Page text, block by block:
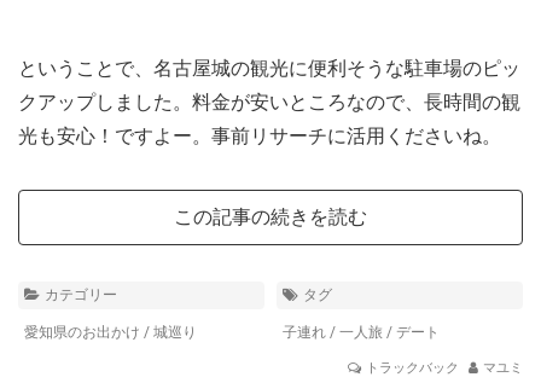
ということで、名古屋城の観光に便利そうな駐車場のピッ
クアップしました。料金が安いところなので、長時間の観
光も安心！ですよー。事前リサーチに活用くださいね。
この記事の続きを読む
カテゴリー
愛知県のお出かけ / 城巡り
タグ
子連れ / 一人旅 / デート
トラックバック マユミ